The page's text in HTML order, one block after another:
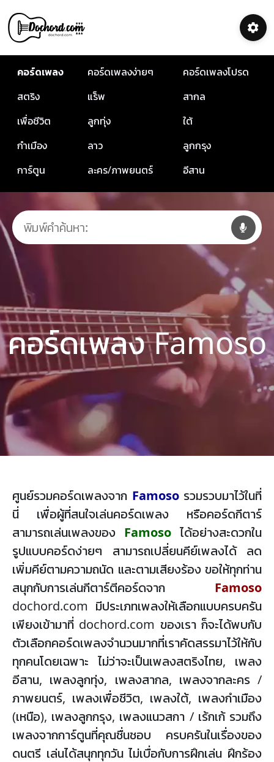
คอร์ดเพลง คอร์ดเพลงง่ายๆ
คอร์ดเพลงโปรด
สตริง
แร็พ
สากล
เพื่อชีวิต
ลูกทุ่ง
ใต้
กำเมือง
ลาว
ลูกกรุง
การ์ตูน
ละคร/ภาพยนตร์ อีสาน
คอร์ดเพลง Famoso
ศูนย์รวมคอร์ดเพลงจาก Famosoรวมรวบมาไว้ในที่
นี่ เพื่อผู้ที่สนใจเล่นคอร์ดเพลง หรือคอร์ดกีตาร์
สามารถเล่นเพลงของ Famoso ได้อย่างสะดวกใน
รูปแบบคอร์ดง่ายๆ สามารถเปลี่ยนคีย์เพลงได้ ลด
เพิ่มคีย์ตามความถนัด และตามเสียงร้อง ขอให้ทุกท่าน
สนุกกับการเล่นกีตาร์ตีคอร์ดจาก Famoso
dochord.com มีประเภทเพลงให้เลือกแบบครบครัน
เพียงเข้ามาที่ dochord.com ของเรา ก็จะได้พบกับ
ตัวเลือกคอร์ดเพลงจำนวนมากที่เราคัดสรรมาไว้ให้กับ
ทุกคนโดยเฉพาะ ไม่ว่าจะเป็นเพลงสตริงไทย, เพลง
อีสาน, เพลงลูกทุ่ง, เพลงสากล, เพลงจากละคร /
ภาพยนตร์, เพลงเพื่อชีวิต, เพลงใต้, เพลงกำเมือง
(เหนือ), เพลงลูกกรุง, เพลงแนวสกา / เร้กเก้ รวมถึง
เพลงจากการ์ตูนที่คุณชื่นชอบ ครบครันในเรื่องของ
ดนตรี เล่นได้สนุกทุกวัน ไม่เบื่อกับการฝึกเล่น ฝึกร้อง